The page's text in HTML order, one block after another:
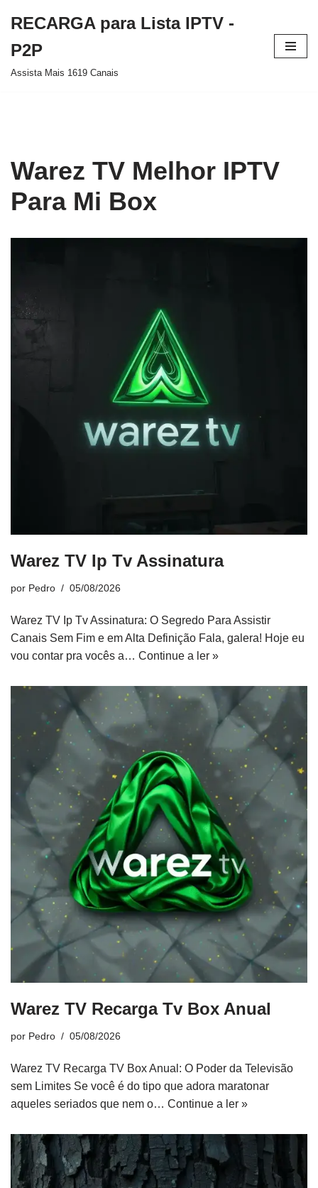
para
o
RECARGA para Lista IPTV -
P2P
Assista Mais 1619 Canais
Warez TV Melhor IPTV
Para Mi Box
Warez TV Ip Tv Assinatura
por Pedro 05/08/2026
Warez TV Ip Tv Assinatura: O Segredo Para Assistir
Canais Sem Fim e em Alta Definição Fala, galera! Hoje eu
vou contar pra vocês a… Continue a ler »
Warez TV Recarga Tv Box Anual
por Pedro 05/08/2026
Warez TV Recarga TV Box Anual: O Poder da Televisão
sem Limites Se você é do tipo que adora maratonar
aqueles seriados que nem o… Continue a ler »